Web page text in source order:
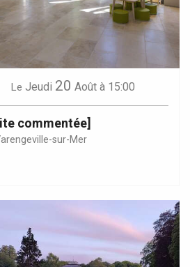
Le Jeudi 20 Août à 15:00
commentée]
sur-Mer